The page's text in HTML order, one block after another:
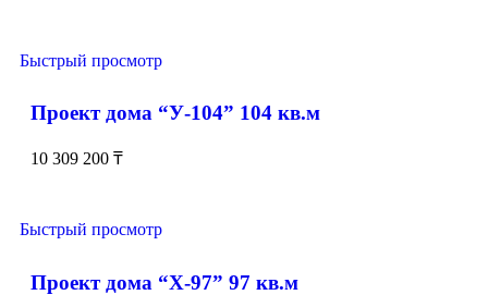
Быстрый просмотр
Проект дома “У-104” 104 кв.м
10 309 200 ₸
Быстрый просмотр
Проект дома “Х-97” 97 кв.м